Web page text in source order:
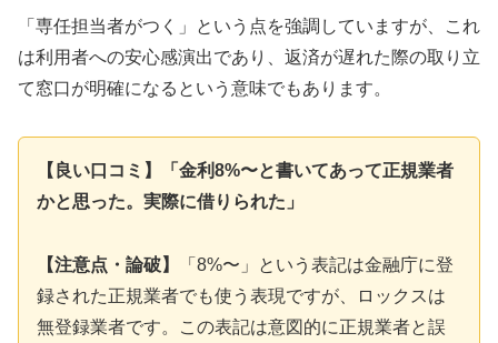
「専任担当者がつく」という点を強調していますが、これ
は利用者への安心感演出であり、返済が遅れた際の取り立
て窓口が明確になるという意味でもあります。
【良い口コミ】「金利8%〜と書いてあって正規業者
かと思った。実際に借りられた」
【注意点・論破】
「8%〜」という表記は金融庁に登
録された正規業者でも使う表現ですが、ロックスは
無登録業者です。この表記は意図的に正規業者と誤